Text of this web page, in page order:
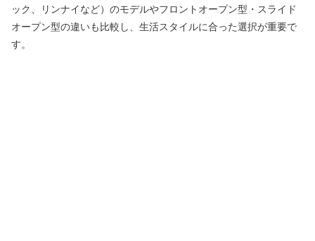
ック、リンナイなど）のモデルやフロントオープン型・スライド
オープン型の違いも比較し、生活スタイルに合った選択が重要で
す。